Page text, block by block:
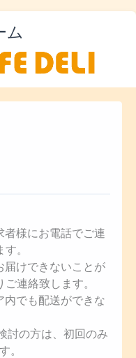
ム
様にお電話でご連
。
届けできないことが
連絡致します。
でも配送ができな
討の方は、初回のみ
。